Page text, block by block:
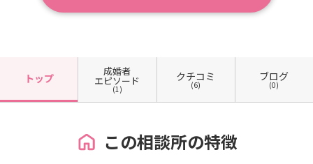
トップ
成婚者
エピソード
(1)
クチコミ
(6)
ブログ
(0)
この相談所の特徴